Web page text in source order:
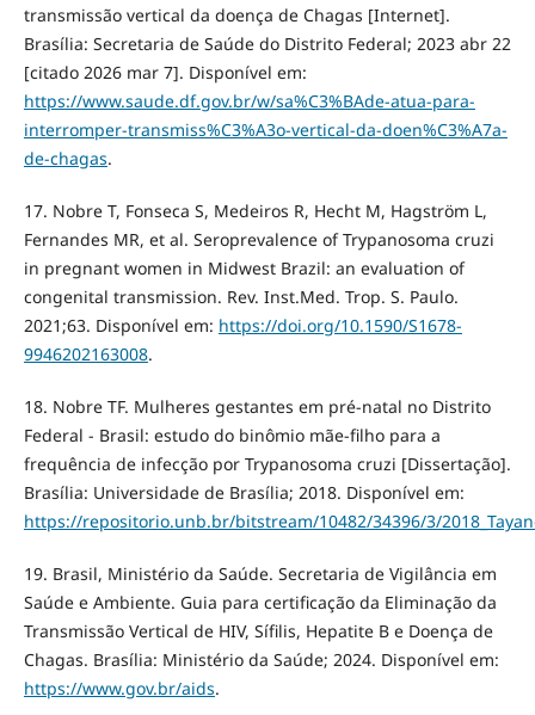
transmissão vertical da doença de Chagas [Internet].
Brasília: Secretaria de Saúde do Distrito Federal; 2023 abr 22
[citado 2026 mar 7]. Disponível em:
https://www.saude.df.gov.br/w/sa%C3%BAde-atua-para-
interromper-transmiss%C3%A3o-vertical-da-doen%C3%A7a-
de-chagas.
17. Nobre T, Fonseca S, Medeiros R, Hecht M, Hagström L,
Fernandes MR, et al. Seroprevalence of Trypanosoma cruzi
in pregnant women in Midwest Brazil: an evaluation of
congenital transmission. Rev. Inst.Med. Trop. S. Paulo.
2021;63. Disponível em: https://doi.org/10.1590/S1678-
9946202163008.
18. Nobre TF. Mulheres gestantes em pré-natal no Distrito
Federal - Brasil: estudo do binômio mãe-filho para a
frequência de infecção por Trypanosoma cruzi [Dissertação].
Brasília: Universidade de Brasília; 2018. Disponível em:
https://repositorio.unb.br/bitstream/10482/34396/3/
19. Brasil, Ministério da Saúde. Secretaria de Vigilância em
Saúde e Ambiente. Guia para certificação da Eliminação da
Transmissão Vertical de HIV, Sífilis, Hepatite B e Doença de
Chagas. Brasília: Ministério da Saúde; 2024. Disponível em:
https://www.gov.br/aids.